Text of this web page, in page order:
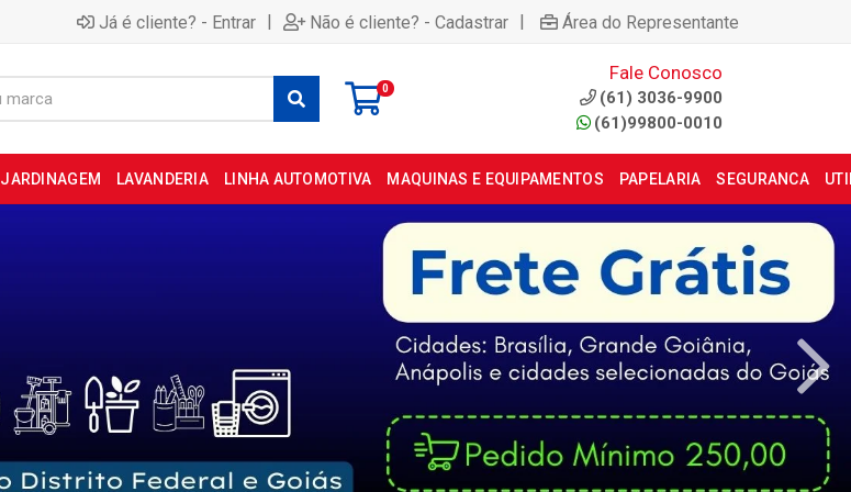
Já é cliente? - Entrar | Não é cliente? - Cadastrar | Área do Representante
0
Fale Conosco
(61) 3036-9900
(61)99800-0010
JARDINAGEM LAVANDERIA LINHA AUTOMOTIVA MAQUINAS E EQUIPAMENTOS PAPELARIA SEGURANCA